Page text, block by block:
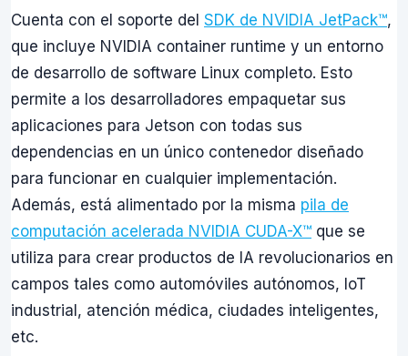
Cuenta con el soporte del SDK de NVIDIA JetPack™,
que incluye NVIDIA container runtime y un entorno
de desarrollo de software Linux completo. Esto
permite a los desarrolladores empaquetar sus
aplicaciones para Jetson con todas sus
dependencias en un único contenedor diseñado
para funcionar en cualquier implementación.
Además, está alimentado por la misma pila de
computación acelerada NVIDIA CUDA-X™ que se
utiliza para crear productos de IA revolucionarios en
campos tales como automóviles autónomos, IoT
industrial, atención médica, ciudades inteligentes,
etc.